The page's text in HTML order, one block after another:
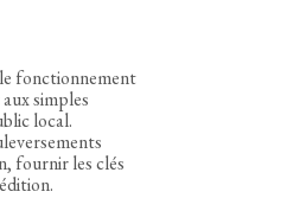
fonctionnement
simples
local.
fournir les clés